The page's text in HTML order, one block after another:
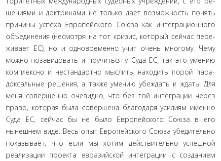
шениями и доктринами не только дает возможность понять
причины успеха Европейского Союза как интеграционного
объединения (несмотря на тот кризис, который сейчас пере­
живает ЕС), но и одновременно учит очень многому. Чему
можно позавидовать и поучиться у Суда ЕС, так это умению
комплексно и нестандартно мыслить, находить порой пара­
доксальные решения, а также умению убеждать и ждать. Для
меня совершенно очевидно, что без той интеграции через
пра­во, которая была совершена благодаря усилиям именно
Суда ЕС, сейчас бы не было Европейского Союза в его
нынешнем виде. Весь опыт Европейского Союза убедительно
показывает, что если мы хотим действительно успешной
реализации про­екта евразийской интеграции с созданием